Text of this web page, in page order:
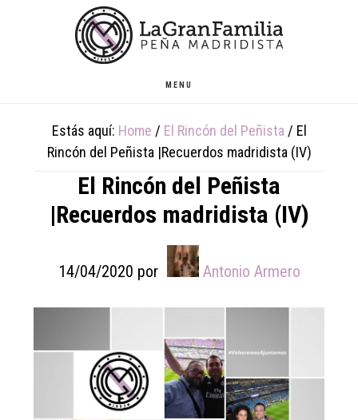
MENU
Estás aquí: Home / El Rincón del Peñista / El
Rincón del Peñista |Recuerdos madridista (IV)
El Rincón del Peñista
|Recuerdos madridista (IV)
14/04/2020 por Antonio Armero